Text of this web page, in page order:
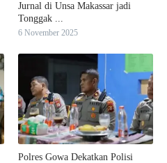
Jurnal di Unsa Makassar jadi
Tonggak ...
6 November 2025
Polres Gowa Dekatkan Polisi